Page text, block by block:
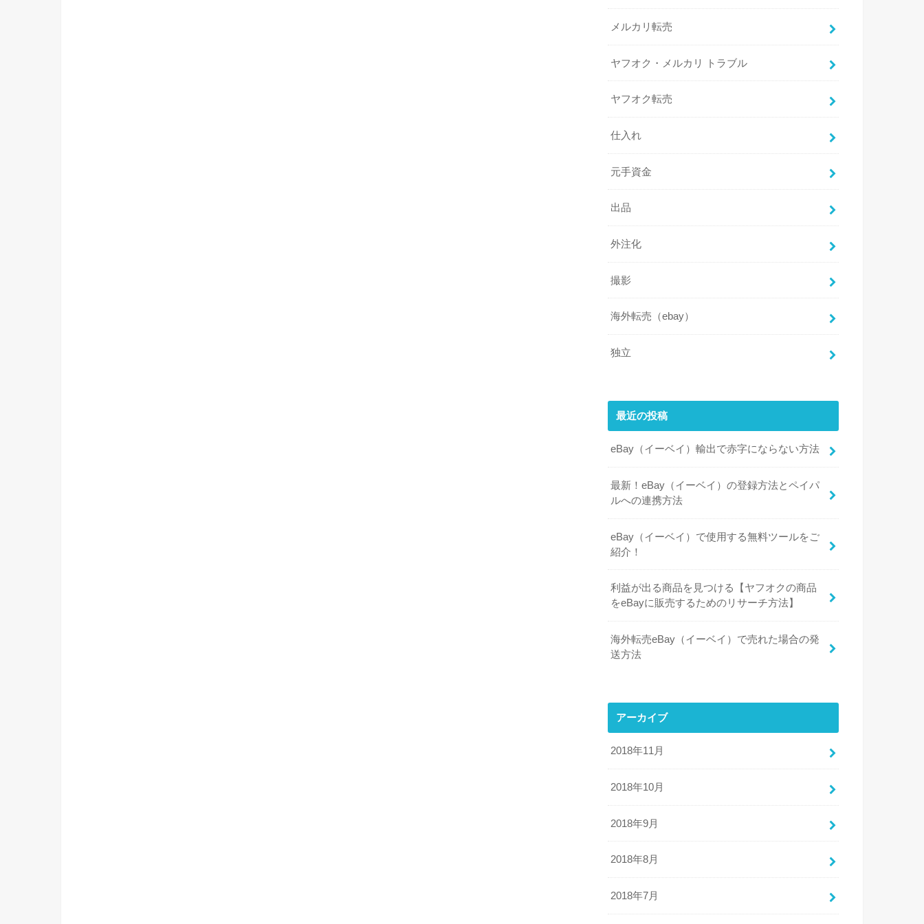
メルカリ転売
ヤフオク・メルカリ トラブル
ヤフオク転売
仕入れ
元手資金
出品
外注化
撮影
海外転売（ebay）
独立
最近の投稿
eBay（イーベイ）輸出で赤字にならない方法
最新！eBay（イーベイ）の登録方法とペイパ
ルへの連携方法
eBay（イーベイ）で使用する無料ツールをご
紹介！
利益が出る商品を見つける【ヤフオクの商品
をeBayに販売するためのリサーチ方法】
海外転売eBay（イーベイ）で売れた場合の発
送方法
アーカイブ
2018年11月
2018年10月
2018年9月
2018年8月
2018年7月